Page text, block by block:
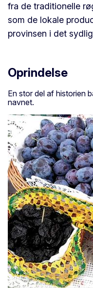
fra de traditionelle
som de lokale
provinsen i det
Oprindelse
En stor del af historien
navnet.